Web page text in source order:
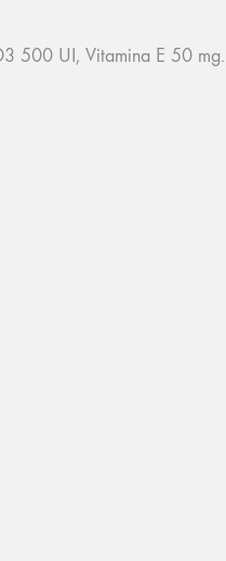
500 UI, Vitamina E 50 mg.